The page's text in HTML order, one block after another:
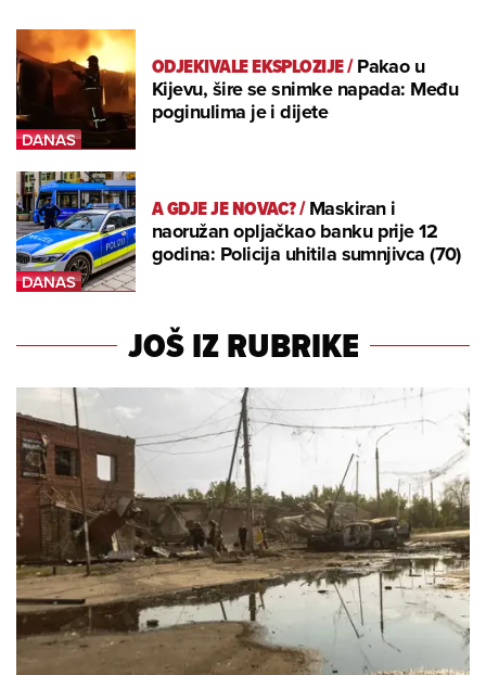
ODJEKIVALE EKSPLOZIJE/Pakao u
Kijevu, šire se snimke napada: Među
poginulima je i dijete
A GDJE JE NOVAC?/Maskiran i
naoružan opljačkao banku prije 12
godina: Policija uhitila sumnjivca (70)
JOŠ IZ RUBRIKE